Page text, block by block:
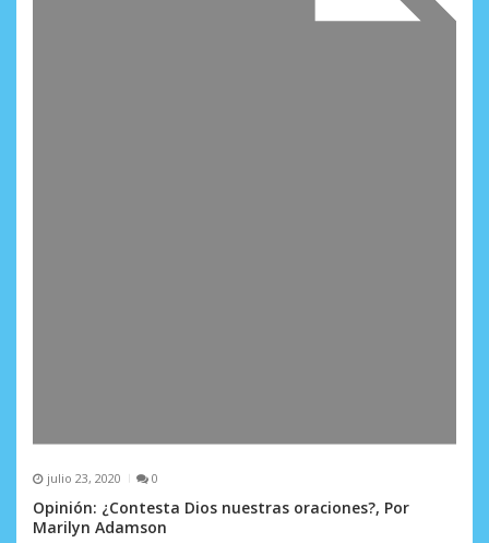
julio 23, 2020 0
Opinión: ¿Contesta Dios nuestras oraciones?, Por
Marilyn Adamson